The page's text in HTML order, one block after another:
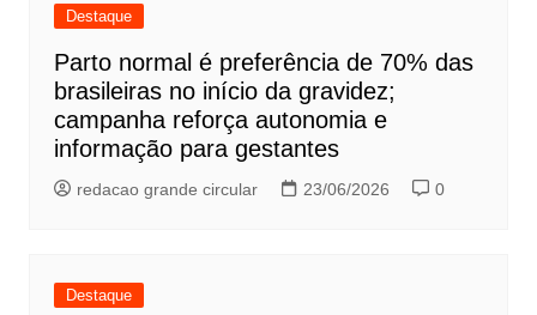
Destaque
Parto normal é preferência de 70% das
brasileiras no início da gravidez;
campanha reforça autonomia e
informação para gestantes
redacao grande circular 23/06/2026 0
Destaque